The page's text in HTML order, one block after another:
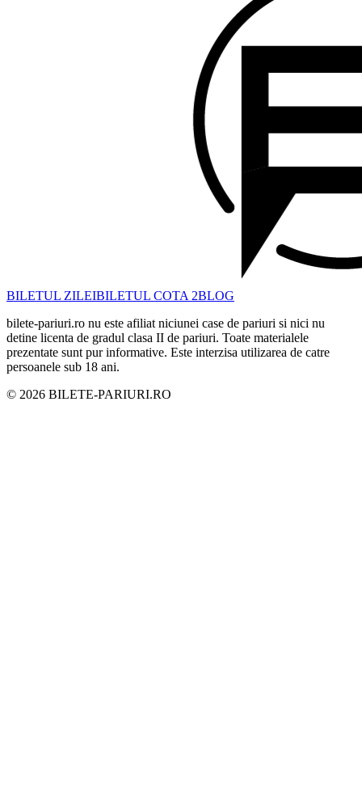
BILETUL ZILEIBILETUL COTA 2BLOG
bilete-pariuri.ro nu este afiliat niciunei case de pariuri si nici nu
detine licenta de gradul clasa II de pariuri. Toate materialele
prezentate sunt pur informative. Este interzisa utilizarea de catre
persoanele sub 18 ani.
© 2026 BILETE-PARIURI.RO